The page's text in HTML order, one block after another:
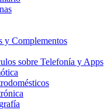
y Complementos
sobre Telefonía y Apps